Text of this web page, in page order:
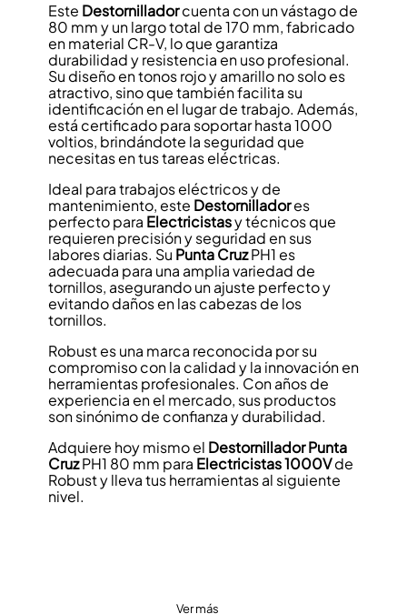
Este Destornilladorcuenta con un vástago de
80 mm y un largo total de 170 mm, fabricado
en material CR-V, lo que garantiza
durabilidad y resistencia en uso profesional.
Su diseño en tonos rojo y amarillo no solo es
atractivo, sino que también facilita su
identificación en el lugar de trabajo. Además,
está certificado para soportar hasta 1000
voltios, brindándote la seguridad que
necesitas en tus tareas eléctricas.
Ideal para trabajos eléctricos y de
mantenimiento, este Destornilladores
perfecto para Electricistasy técnicos que
requieren precisión y seguridad en sus
labores diarias. Su Punta CruzPH1 es
adecuada para una amplia variedad de
tornillos, asegurando un ajuste perfecto y
evitando daños en las cabezas de los
tornillos.
Robust es una marca reconocida por su
compromiso con la calidad y la innovación en
herramientas profesionales. Con años de
experiencia en el mercado, sus productos
son sinónimo de confianza y durabilidad.
Adquiere hoy mismo el Destornillador Punta
CruzPH1 80 mm para Electricistas1000Vde
Robust y lleva tus herramientas al siguiente
nivel.
Ver más